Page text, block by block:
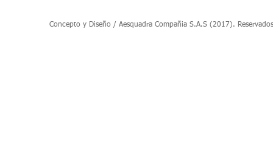
Concepto y Diseño / Aesquadra Compañia S.A.S (2017).